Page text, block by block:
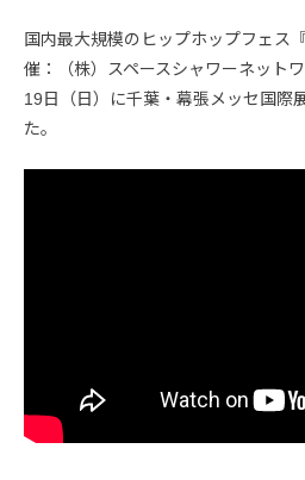
国内最大規模のヒップホップフェス
催：（株）スペースシャワーネット
19日（日）に千葉・幕張メッセ国際
た。